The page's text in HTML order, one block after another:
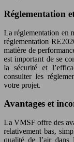
Réglementation
La réglementation en
réglementation
matière de
est important de se
la sécurité et
consulter les
votre projet.
Avantages et
La VMSF offre des
relativement bas,
qualité de l’air dans